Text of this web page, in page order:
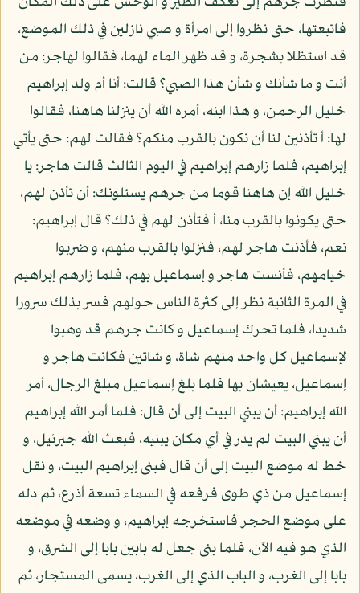
فاتبعتها، حتى نظروا إلى امرأة و صبي نازلين في ذلك الموضع،
قد استظلا بشجرة، و قد ظهر الماء لهما، فقالوا لهاجر: من
أنت و ما شأنك و شأن هذا الصبي؟ قالت: أنا أم ولد إبراهيم
خليل الرحمن، و هذا ابنه، أمره الله أن ينزلنا هاهنا، فقالوا
لها: أ تأذنين لنا أن نكون بالقرب منكم؟ فقالت لهم: حتى يأتي
إبراهيم، فلما زارهم إبراهيم في اليوم الثالث قالت هاجر: يا
خليل الله إن هاهنا قوما من جرهم يسئلونك: أن تأذن لهم،
حتى يكونوا بالقرب منا، أ فتأذن لهم في ذلك؟ قال إبراهيم:
نعم، فأذنت هاجر لهم، فنزلوا بالقرب منهم، و ضربوا
خيامهم، فأنست هاجر و إسماعيل بهم، فلما زارهم إبراهيم
في المرة الثانية نظر إلى كثرة الناس حولهم فسر بذلك سرورا
شديدا، فلما تحرك إسماعيل و كانت جرهم قد وهبوا
لإسماعيل كل واحد منهم شاة، و شاتين فكانت هاجر و
إسماعيل، يعيشان بها فلما بلغ إسماعيل مبلغ الرجال، أمر
الله إبراهيم: أن يبني البيت إلى أن قال: فلما أمر الله إبراهيم
أن يبني البيت لم يدر في أي مكان يبنيه، فبعث الله جبرئيل، و
خط له موضع البيت إلى أن قال فبنى إبراهيم البيت، و نقل
إسماعيل من ذي طوى فرفعه في السماء تسعة أذرع، ثم دله
على موضع الحجر فاستخرجه إبراهيم، و وضعه في موضعه
الذي هو فيه الآن، فلما بنى جعل له بابين بابا إلى الشرق، و
بابا إلى الغرب، و الباب الذي إلى الغرب، يسمى المستجار، ثم